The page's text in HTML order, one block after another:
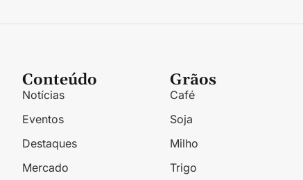
Conteúdo
Notícias
Eventos
Destaques
Mercado
Grãos
Café
Soja
Milho
Trigo